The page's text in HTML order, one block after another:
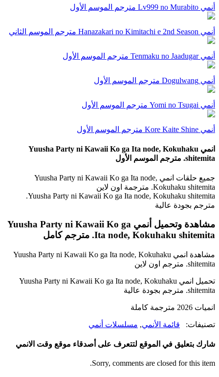
أنمي Lv999 no Murabito مترجم الموسم الأول
أنمي Hanazakari no Kimitachi e 2nd Season مترجم الموسم الثاني
أنمي Tenmaku no Jaadugar مترجم الموسم الأول
أنمي Dogulwang مترجم الموسم الأول
أنمي Yomi no Tsugai مترجم الموسم الأول
أنمي Kore Kaite Shine مترجم الموسم الأول
انمي Yuusha Party ni Kawaii Ko ga Ita node, Kokuhaku
shitemita. مترجم الموسم الأول
جميع حلقات انمي Yuusha Party ni Kawaii Ko ga Ita node,
Kokuhaku shitemita. مترجمة اون لاين
Yuusha Party ni Kawaii Ko ga Ita node, Kokuhaku shitemita.
مترجم بجودة عالية
مشاهدة وتحميل أنمي Yuusha Party ni Kawaii Ko ga
Ita node, Kokuhaku shitemita. مترجم كامل
مشاهدة انمي Yuusha Party ni Kawaii Ko ga Ita node, Kokuhaku
shitemita. مترجم اون لاين
تحميل انمي Yuusha Party ni Kawaii Ko ga Ita node, Kokuhaku
shitemita. مترجم بجودة عالية
انميات 2026 مترجمة كاملة
تصنيفات: قائمة الأنمي, مسلسلات أنمي
شارك بتعليق في الموقع لتتعرف على أصدقاء موقع وقت الانمي
Sorry, comments are closed for this item.